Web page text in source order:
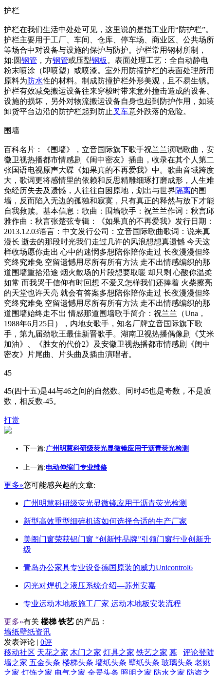
护栏
护栏在我们生活中处处可见，这里说的是指工业用“防护栏”。
护栏主要用于工厂、车间、仓库、停车场、商业区、公共场所
等场合中对设备与设施的保护与防护。护栏常用钢材所制，
如:圆钢管 ，方钢管或压型钢板 。表面处理工艺：全自动静电
粉末喷涂（即喷塑）或喷漆。室外用防撞护栏的表面处理所用
原料为防水性的材料。制成防撞护栏外形美观，且不易生锈。
护栏有效减免搬运设备往来穿梭时带来意外撞击造成的设备、
设施的损坏，另外对物流搬运设备自身也起到防护作用，如装
卸货平台边沿的防护栏起到防止 叉车意外跌落的危险。
围墙
百科名片：《围墙》，立音国际旗下歌手祝兰兰演唱歌曲，安
徽卫视热播都市情感剧《闺中密友》插曲，收录在其个人第二
张国语电视原声大碟《如果真的不再爱我》中。歌曲音域跨度
大，歌词更将感情里的依赖和反思精雕细琢打磨成形，人生难
免经历失去及遗憾，人往往自困原地，划出与世界隔离的围
墙，反而陷入无边的孤独和寂寞，只有真正的释然与放下才能
自我救赎。基本信息：歌曲：围墙歌手：祝兰兰作词：秋言邱
雅作曲：秋言张楚弦专辑：《如果真的不再爱我》发行日期：
2013.12.03语言：中文发行公司：立音国际歌曲歌词：说来真
漫长 逝去的那段时光我们走过几许的风浪想想真遗憾 今天这
样收场愿你走出 心中的迷惘多想陪你陪你走过 长夜漫漫但终
究终究难免 空留遗憾用尽所有所有方法 走不出情感编织的那
道围墙重拾沿途 烟火散场的片段想要取暖 却只剩 心酸你温柔
如常 而我哭干信仰有时回想 不爱又怎样我们还捧着 火柴擦亮
的天堂也许天亮 就会有答案多想陪你陪你走过 长夜漫漫但终
究终究难免 空留遗憾用尽所有所有方法 走不出情感编织的那
道围墙始终走不出 情感那道围墙歌手简介：祝兰兰（Una，
1988年6月25日），内地女歌手，知名厂牌立音国际旗下歌
手，第九届劲歌王最佳新晋歌手。湖南卫视热播偶像剧《艾米
加油》、《胜女的代价2》及安徽卫视热播都市情感剧《闺中
密友》片尾曲、片头曲及插曲演唱者。
45
45(四十五)是44与46之间的自然数。同时45也是奇数，不是质
数，相反数-45。
打赏
下一篇:广州明慧科研级荧光显微镜应用于沥青荧光检测
上一篇:电动伸缩门专业维修
更多»您可能感兴趣的文章:
广州明慧科研级荧光显微镜应用于沥青荧光检测
新型高效重型细碎机该如何选择合适的生产厂家
美阁门窗荣获铝门窗 “创新性品牌”引领门窗行业创新升
级
青岛办公家具专业设备德国原装的威力Unicontrol6
闪光对焊机之液压系统介绍—苏州安嘉
专业运动木地板施工厂家 运动木地板安装流程
更多»有关 楼梯 铁艺 的产品：
墙纸壁纸资讯
发表评论 | 0评
评论登陆
移动社区 天花之家 木门之家 灯具之家 铁艺之家 幕
墙之家 五金头条 楼梯头条 墙纸头条 壁纸头条 玻璃头条 老姚
之家 灯饰之家 电气之家 全景头条 照明之家 防水之家 防盗之